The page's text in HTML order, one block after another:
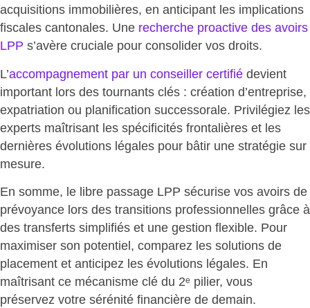
acquisitions immobilières, en anticipant les implications
fiscales cantonales. Une recherche proactive des avoirs
LPP s’avère cruciale pour consolider vos droits.
L’accompagnement par un conseiller certifié devient
important lors des tournants clés : création d’entreprise,
expatriation ou planification successorale. Privilégiez les
experts maîtrisant les spécificités frontalières et les
dernières évolutions légales pour bâtir une stratégie sur
mesure.
En somme, le libre passage LPP sécurise vos avoirs de
prévoyance lors des transitions professionnelles grâce à
des transferts simplifiés et une gestion flexible. Pour
maximiser son potentiel, comparez les solutions de
placement et anticipez les évolutions légales. En
maîtrisant ce mécanisme clé du 2ᵉ pilier, vous
préservez votre sérénité financière de demain.